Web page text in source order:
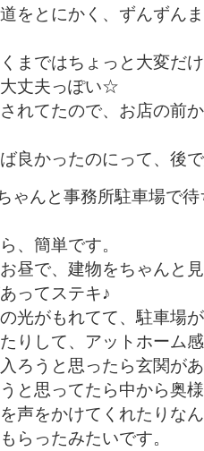
をとにかく、ずんずん
まではちょっと大変だ
丈夫っぽい☆
れてたので、お店の前
良かったのにって、後
ゃんと事務所駐車場で
、簡単です。
昼で、建物をちゃんと
ってステキ♪
光がもれてて、駐車場
りして、アットホーム
ろうと思ったら玄関が
と思ってたら中から奥
声をかけてくれたりな
らったみたいです。